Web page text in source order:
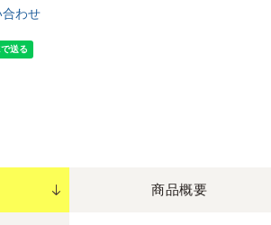
わせ
商品概要